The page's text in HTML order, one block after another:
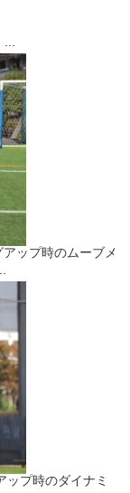
...
ップ時のムーブメ
ップ時のダイナミ